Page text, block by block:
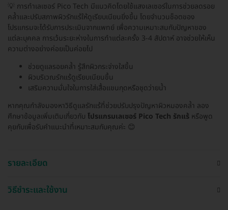
💡 การทำเลเซอร์ Pico Tech มีแนวคิดโดยใช้แสงเลเซอร์ในการช่วยลดรอย
คล้ำและปรับสภาพผิวรักแร้ให้ดูเรียบเนียนยิ่งขึ้น โดยจำนวนช็อตของ
โปรแกรมจะได้รับการประเมินจากแพทย์ เพื่อความเหมาะสมกับปัญหาของ
แต่ละบุคคล การเว้นระยะห่างในการทำแต่ละครั้ง 3-4 สัปดาห์ อาจช่วยให้เห็น
ความต่างอย่างค่อยเป็นค่อยไป
ช่วยดูแลรอยคล้ำ รู้สึกผิวกระจ่างใสขึ้น
ผิวบริเวณรักแร้ดูเรียบเนียนขึ้น
เสริมความมั่นใจในการใส่เสื้อแขนกุดหรือชุดว่ายน้ำ
หากคุณกำลังมองหาวิธีดูแลรักแร้ที่ช่วยปรับปรุงปัญหาผิวหมองคล้ำ ลอง
ศึกษาข้อมูลเพิ่มเติมเกี่ยวกับ โปรแกรมเลเซอร์ Pico Tech รักแร้ หรือพูด
คุยกับเพื่อรับคำแนะนำที่เหมาะสมกับคุณค่ะ 😊
รายละเอียด
วิธีชำระและใช้งาน